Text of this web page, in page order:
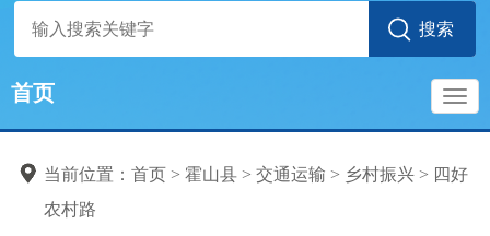
首页
当前位置： 首页 > 霍山县 > 交通运输 > 乡村振兴 > 四好
农村路